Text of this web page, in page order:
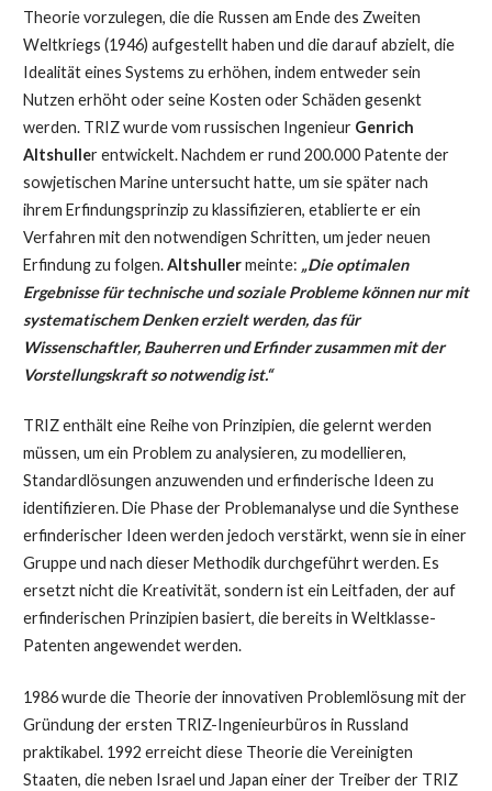
Theorie vorzulegen, die die Russen am Ende des Zweiten
Weltkriegs (1946) aufgestellt haben und die darauf abzielt, die
Idealität eines Systems zu erhöhen, indem entweder sein
Nutzen erhöht oder seine Kosten oder Schäden gesenkt
werden. TRIZ wurde vom russischen Ingenieur Genrich
Altshuller entwickelt. Nachdem er rund 200.000 Patente der
sowjetischen Marine untersucht hatte, um sie später nach
ihrem Erfindungsprinzip zu klassifizieren, etablierte er ein
Verfahren mit den notwendigen Schritten, um jeder neuen
Erfindung zu folgen.Altshullermeinte: „Die optimalen
Ergebnisse für technische und soziale Probleme können nur mit
systematischem Denken erzielt werden, das für
Wissenschaftler, Bauherren und Erfinder zusammen mit der
Vorstellungskraft so notwendig ist.“
TRIZ enthält eine Reihe von Prinzipien, die gelernt werden
müssen, um ein Problem zu analysieren, zu modellieren,
Standardlösungen anzuwenden und erfinderische Ideen zu
identifizieren. Die Phase der Problemanalyse und die Synthese
erfinderischer Ideen werden jedoch verstärkt, wenn sie in einer
Gruppe und nach dieser Methodik durchgeführt werden. Es
ersetzt nicht die Kreativität, sondern ist ein Leitfaden, der auf
erfinderischen Prinzipien basiert, die bereits in Weltklasse-
Patenten angewendet werden.
1986 wurde die Theorie der innovativen Problemlösung mit der
Gründung der ersten TRIZ-Ingenieurbüros in Russland
praktikabel. 1992 erreicht diese Theorie die Vereinigten
Staaten, die neben Israel und Japan einer der Treiber der TRIZ